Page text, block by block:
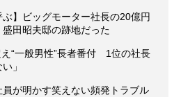
ぶ】ビッグモーター社長の20億円
田昭夫邸の跡地だった
“一般男性”長者番付 1位の社長
」
が明かす笑えない頻発トラブル